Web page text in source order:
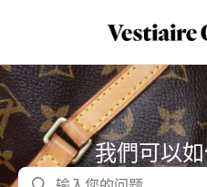
我們可以
搜尋